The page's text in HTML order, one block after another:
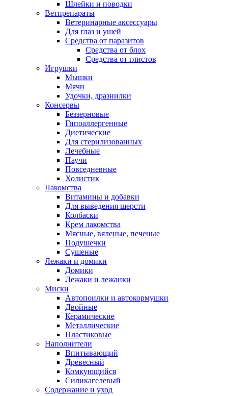
Шлейки и поводки
Ветпрепараты
Ветеринарные аксессуары
Для глаз и ушей
Средства от паразитов
Средства от блох
Средства от глистов
Игрушки
Мышки
Мячи
Удочки, дразнилки
Консервы
Беззерновые
Гипоаллергенные
Диетические
Для стерилизованных
Лечебные
Паучи
Повседневные
Холистик
Лакомства
Витамины и добавки
Для выведения шерсти
Колбаски
Крем лакомства
Мясные, вяленые, печеные
Подушечки
Сушеные
Лежаки и домики
Домики
Лежаки и лежанки
Миски
Автопоилки и автокормушки
Двойные
Керамические
Металлические
Пластиковые
Наполнители
Впитывающий
Древесный
Комкующийся
Силикагелевый
Содержание и уход